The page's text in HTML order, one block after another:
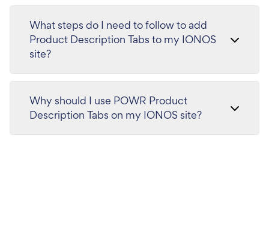
What steps do I need to follow to add
Product Description Tabs to my IONOS
site?
Why should I use POWR Product
Description Tabs on my IONOS site?